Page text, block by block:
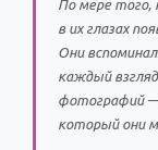
По мере того,
в их глазах
Они
каждый
фотографий —
который они